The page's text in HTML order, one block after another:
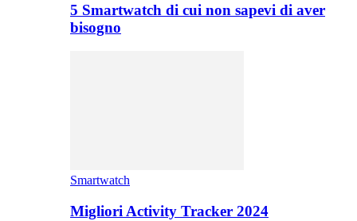
5 Smartwatch di cui non sapevi di aver
bisogno
Smartwatch
Migliori Activity Tracker 2024